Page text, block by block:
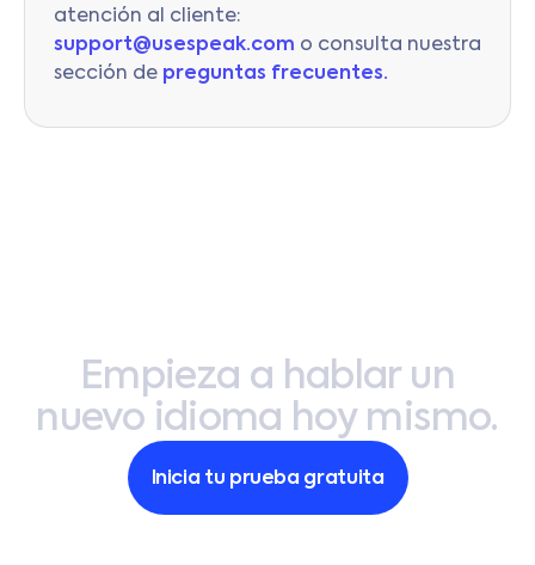
atención al cliente:
support@usespeak.com o consulta nuestra
sección de preguntas frecuentes.
Empieza a hablar un
nuevo idioma hoy mismo.
Inicia tu prueba gratuita